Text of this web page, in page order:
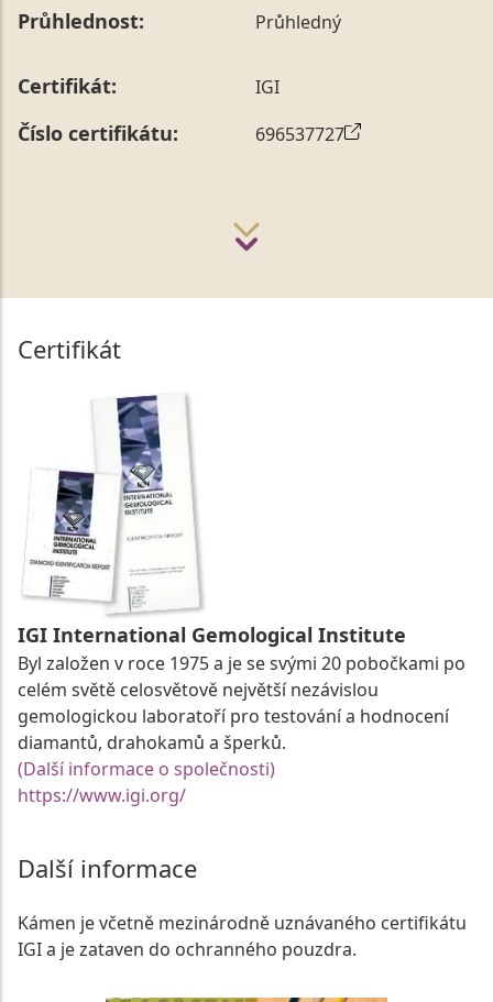
Průhlednost: Průhledný
Certifikát: IGI
Číslo certifikátu: 696537727
Certifikát
IGI International Gemological Institute
Byl založen v roce 1975 a je se svými 20 pobočkami po
celém světě celosvětově největší nezávislou
gemologickou laboratoří pro testování a hodnocení
diamantů, drahokamů a šperků.
(Další informace o společnosti)
https://www.igi.org/
Další informace
Kámen je včetně mezinárodně uznávaného certifikátu
IGI a je zataven do ochranného pouzdra.